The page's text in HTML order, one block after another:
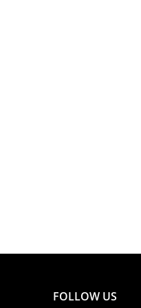
FOLLOW US